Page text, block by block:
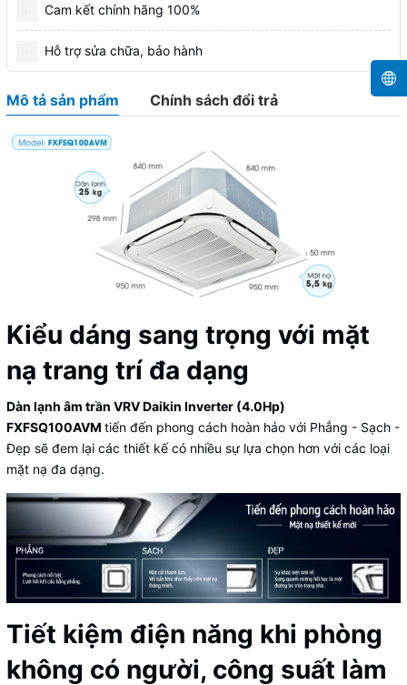
Cam kết chính hãng 100%
Hỗ trợ sửa chữa, bảo hành
Mô tả sản phẩm Chính sách đổi trả
Kiểu dáng sang trọng với mặt
nạ trang trí đa dạng
Dàn lạnh âm trần VRV Daikin Inverter (4.0Hp)
FXFSQ100AVM tiến đến phong cách hoàn hảo với Phẳng - Sạch -
Đẹp sẽ đem lại các thiết kế có nhiều sự lựa chọn hơn với các loại
mặt nạ đa dạng.
Tiết kiệm điện năng khi phòng
không có người, công suất làm